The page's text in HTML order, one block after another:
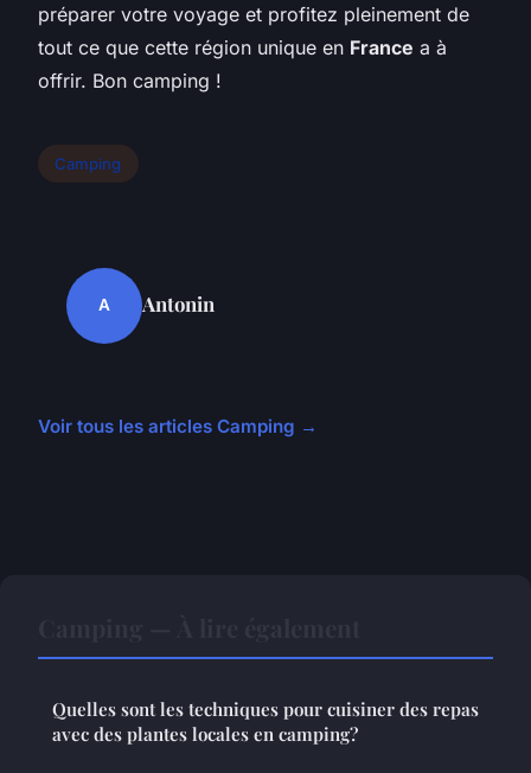
préparer votre voyage et profitez pleinement de
tout ce que cette région unique en France a à
offrir. Bon camping !
Camping
A Antonin
Voir tous les articles Camping →
Quelles sont les techniques pour cuisiner des repas
avec des plantes locales en camping?